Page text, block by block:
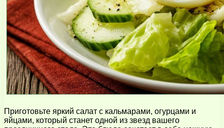
Приготовьте яркий салат с кальмарами, огурцами и
яйцами, который станет одной из звезд вашего